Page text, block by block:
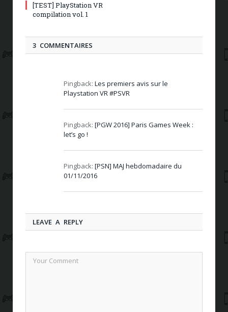
[TEST] PlayStation VR
compilation vol. 1
3 COMMENTAIRES
Pingback: Les premiers avis sur le
Playstation VR #PSVR
Pingback: [PGW 2016] Paris Games Week :
let’s go !
Pingback: [PSN] MAJ hebdomadaire du
01/11/2016
LEAVE A REPLY